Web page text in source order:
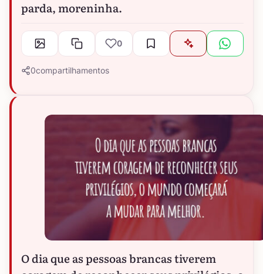
parda, moreninha.
0
0compartilhamentos
O dia que as pessoas brancas tiverem